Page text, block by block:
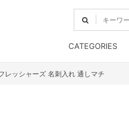
CATEGORIES
レッシャーズ 名刺入れ 通しマチ